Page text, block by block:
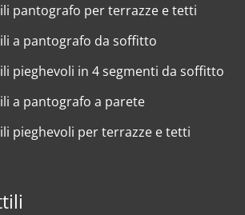
pantografo per terrazze e tetti
a pantografo da soffitto
pieghevoli in 4 segmenti da soffitto
a pantografo a parete
pieghevoli per terrazze e tetti